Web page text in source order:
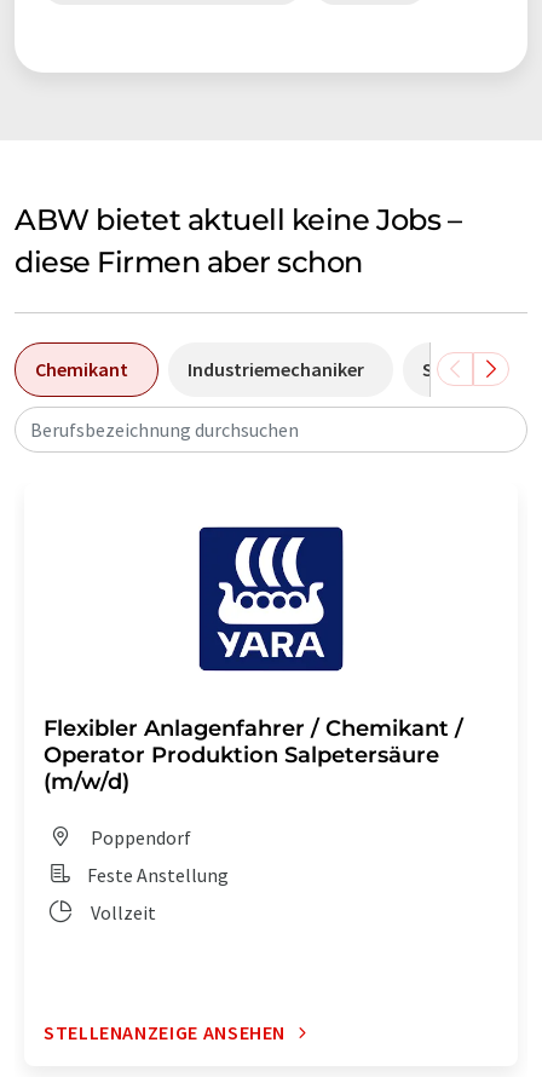
ABW bietet aktuell keine Jobs –
diese Firmen aber schon
Chemikant Industriemechaniker Sales
Berufsbezeichnung durchsuchen
Flexibler Anlagenfahrer / Chemikant /
Operator Produktion Salpetersäure
(m/w/d)
Poppendorf
Feste Anstellung
Vollzeit
STELLENANZEIGE ANSEHEN